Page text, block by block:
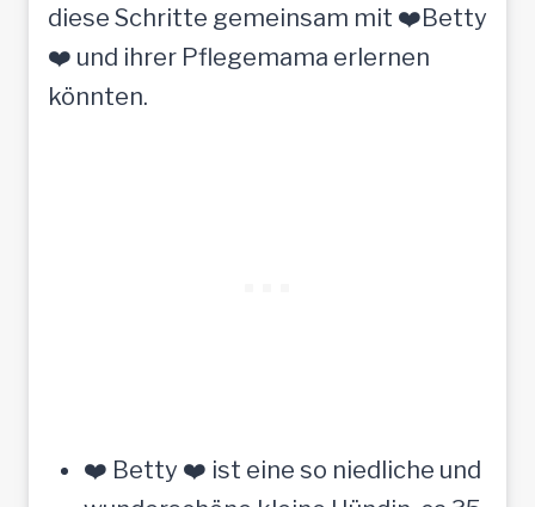
diese Schritte gemeinsam mit ❤️Betty
❤️ und ihrer Pflegemama erlernen
könnten.
❤️ Betty ❤️ ist eine so niedliche und